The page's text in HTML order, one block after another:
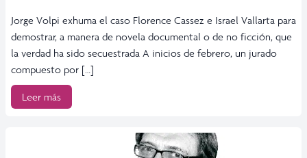
Jorge Volpi exhuma el caso Florence Cassez e Israel Vallarta para
demostrar, a manera de novela documental o de no ficción, que
la verdad ha sido secuestrada A inicios de febrero, un jurado
compuesto por […]
Leer más